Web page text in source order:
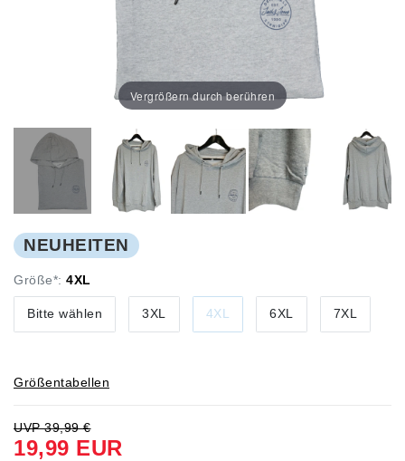
Vergrößern durch berühren
NEUHEITEN
Größe*: 4XL
Bitte wählen 3XL 4XL 6XL 7XL
Größentabellen
UVP 39,99 €
19,99 EUR